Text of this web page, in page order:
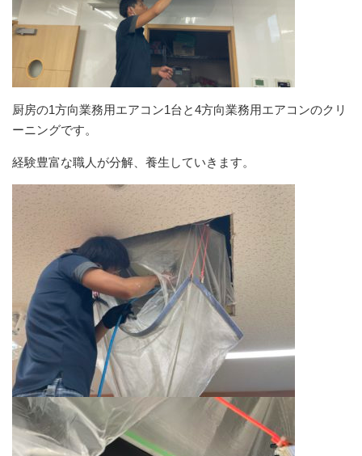
厨房の1方向業務用エアコン1台と4方向業務用エアコンのクリ
ーニングです。
経験豊富な職人が分解、養生していきます。